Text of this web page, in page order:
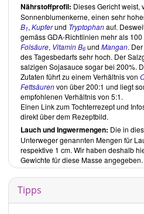
Alle 61 der enthaltenen Rezepte sind
durchgängig sehr simpel in der
eingangs betont, haben einige der
Zutatenliste. Andere hingegen
meisten der genannten
unkompliziert zu besorgen.
Was Saison, Anlass sowie Zutaten
vielfältig. Ausgefallenes wieWürzige
AvocadosoderPastinaken-Sushidoch
Spanische Gazpachound
ein Detail mag diejenigen verwirren,
Dörrautomaten sind: soll man doch
so wundert die Angabe in einigen
Ofen bei 50° Celsius trocknen.
Dieses Buch bringt sowohl
Einsteiger gut durch den roh-veganen
aufwändigen Gourmet-Gerichten und
wie etwa Salaten.Kristina Unterweger
Nährstoffprofil: Dieses Gericht weist,
Sonnenblumenkerne, einen sehr
B1, Kupferund Tryptophanauf.
gemäss GDA-Richtlinien mehr als
Folsäure, Vitamin B6 und Mangan.
des Tagesbedarfs sehr hoch. Der
salzigen Sojasauce sogar bei 200%.
Zutaten führt zu einem Verhältnis von
Fettsäurenvon über 200:1 und liegt
empfohlenen Verhältnis von 5:1.
Einen Link zum Tochterrezept und
direkt über dem Rezeptbild.
Lauch und Ingwermengen: Die in
Unterweger genannten Mengen für
respektive 1 cm. Wir haben deshalb
Gewichte für diese Masse angegeben.
Tipps